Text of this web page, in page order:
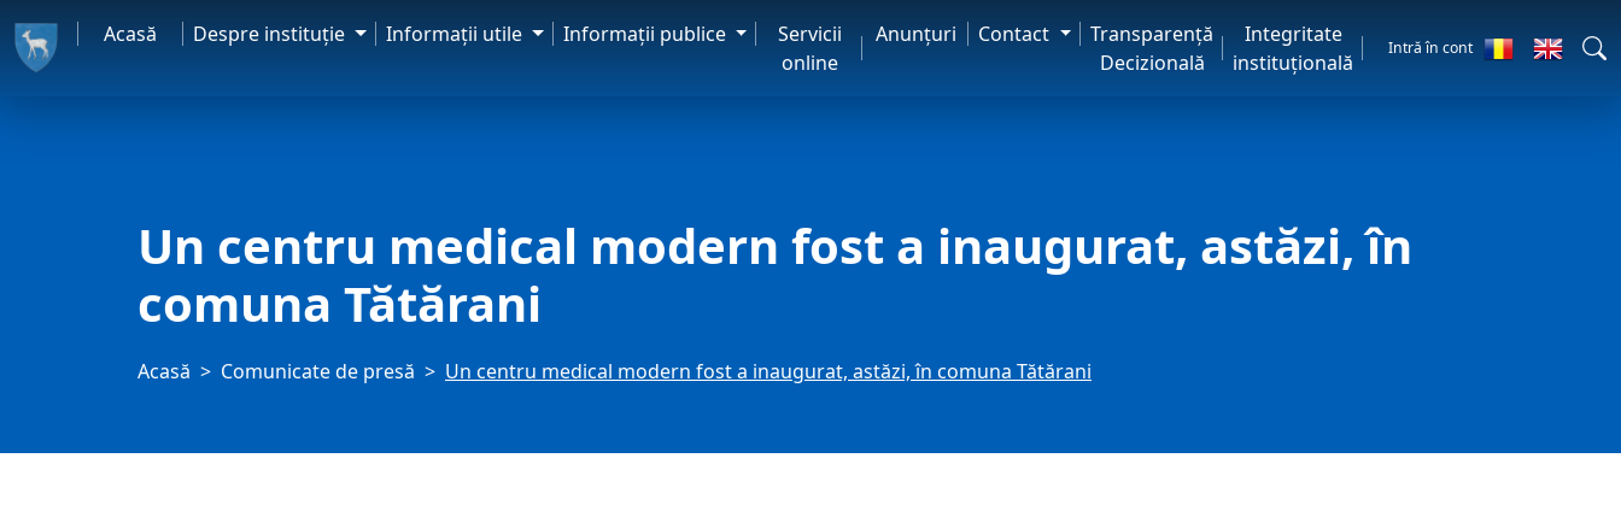
Acasă Despre instituţie Informaţii utile Informaţii publice
Servicii
online
Anunţuri Contact
Transparență
Decizională
Integritate
instituțională
Intră în cont
Un centru medical modern fost a inaugurat, astăzi, în
comuna Tătărani
Acasă Comunicate de presă Un centru medical modern fost a inaugurat, astăzi, în comuna Tătărani